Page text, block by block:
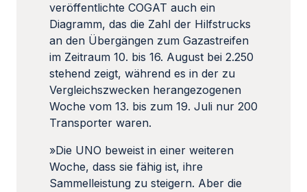
veröffentlichte COGAT auch ein
Diagramm, das die Zahl der Hilfstrucks
an den Übergängen zum Gazastreifen
im Zeitraum 10. bis 16. August bei 2.250
stehend zeigt, während es in der zu
Vergleichszwecken herangezogenen
Woche vom 13. bis zum 19. Juli nur 200
Transporter waren.
»Die UNO beweist in einer weiteren
Woche, dass sie fähig ist, ihre
Sammelleistung zu steigern. Aber die